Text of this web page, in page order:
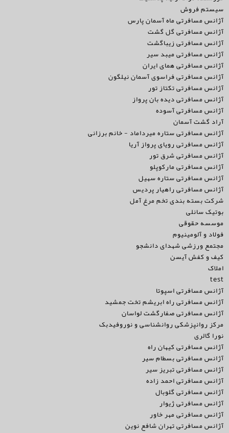
سیستم فروش
آژانس مسافرتی ماه آسمان پارس
آژانس مسافرتی گل گشت
آژانس مسافرتی زیباگشت
آژانس مسافرتی میبد سیر
آژانس مسافرتی همای ایران
آژانس مسافرتی فراسوی آسمان نیلگون
آژانس مسافرتی تکتاز تور
آژانس مسافرتی دیده بان پرواز
آژانس مسافرتی آسوده
آراد گشت آسمان
آژانس مسافرتی ستاره میرداماد - خانم برزانی
آژانس مسافرتی رویای پرواز آریا
آژانس مسافرتی شرق تور
آژانس مسافرتی مارکوپلو
آژانس مسافرتی ستاره سهیل
آژانس مسافرتی راهیار پردیس
شرکت بسته بندی تخم مرغ آمل
بوتیک سانلی
موسسه حقوقی
فولاد و آلومینیوم
مجتمع ورزشی شهدای دانشجو
کیف و کفش آیسن
املاک
test
آژانس مسافرتی اسپوتا
آژانس مسافرتی راه ابریشم تخت جمشید
آژانس مسافرتی صفارگشت لواسان
مرکز روانپزشکی روانشناسی و نوروفیدبک
نورا گالری
آژانس مسافرتی کیهان راه
آژانس مسافرتی بسطام سیر
آژانس مسافرتی تبریز سیر
آژانس مسافرتی احمد زاده
آژانس مسافرتی گلوبال
آژانس مسافرتی ژیوار
آژانس مسافرتی مهر خاور
آژانس مسافرتی تهران شافع نوین